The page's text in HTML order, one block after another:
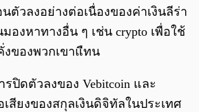
ตัวลงอย่างต่อเนื่องของค่าเงินลีร่า
องหาทางอื่น ๆ เช่น crypto เพื่อใช้
งของพวกเขาแืทน
ปิดตัวลงของ Vebitcoin และ
เสียงของสกุลเงินดิจิทัลในประเทศ